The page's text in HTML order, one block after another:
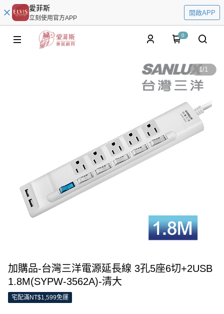
愛菲斯
立刻使用官方APP
開啟APP
0
1/1
加購品-台灣三洋電源延長線 3孔5座6切+2USB
1.8M(SYPW-3562A)-清大
宅配滿NT$1,599免運